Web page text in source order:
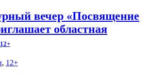
вечер «Посвящение
областная
12+
, 12+